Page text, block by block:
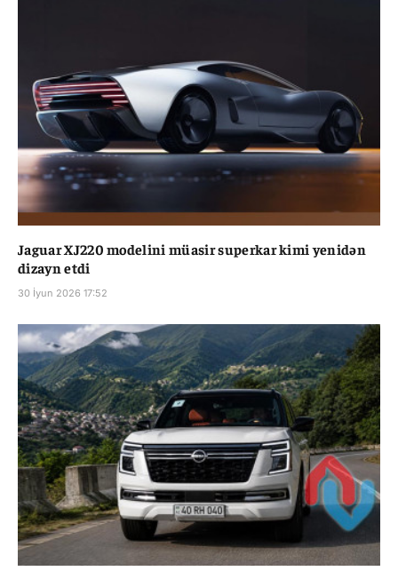
Jaguar XJ220 modelini müasir superkar kimi yenidən
dizayn etdi
30 İyun 2026 17:52